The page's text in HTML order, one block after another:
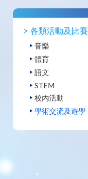
各類活動及比賽
音樂
體育
語文
STEM
校內活動
學術交流及遊學